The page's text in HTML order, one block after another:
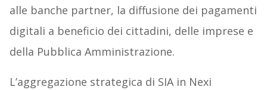
alle banche partner, la diffusione dei pagamenti
digitali a beneficio dei cittadini, delle imprese e
della Pubblica Amministrazione.
L’aggregazione strategica di SIA in Nexi